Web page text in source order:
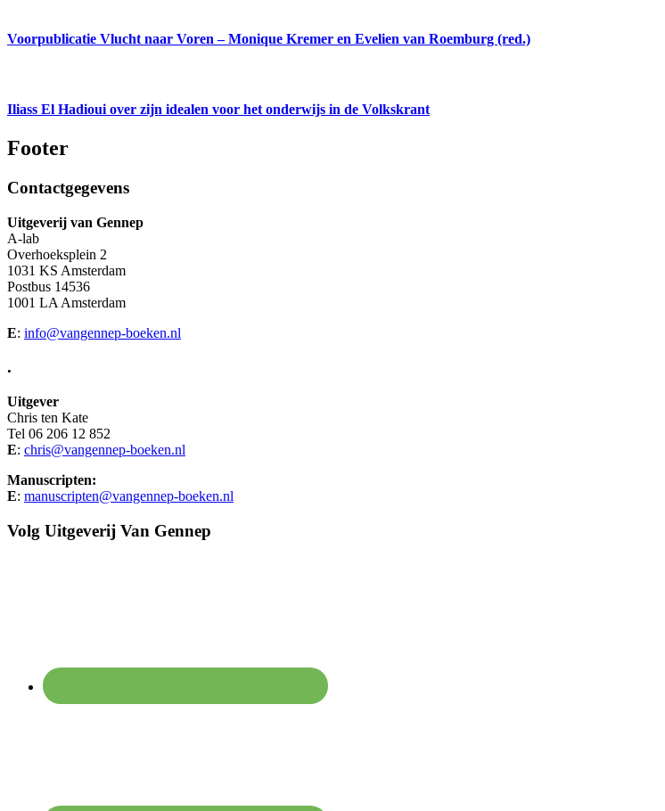
Voorpublicatie Vlucht naar Voren – Monique Kremer en Evelien van Roemburg (red.)
Iliass El Hadioui over zijn idealen voor het onderwijs in de Volkskrant
Footer
Contactgegevens
Uitgeverij van Gennep
A-lab
Overhoeksplein 2
1031 KS Amsterdam
Postbus 14536
1001 LA Amsterdam
E: info@vangennep-boeken.nl
.
Uitgever
Chris ten Kate
Tel 06 206 12 852
E: chris@vangennep-boeken.nl
Manuscripten:
E: manuscripten@vangennep-boeken.nl
Volg Uitgeverij Van Gennep